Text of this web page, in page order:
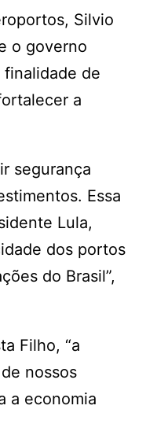
Silvio
o governo
de
a
segurança
Essa
Lula,
dos portos
do Brasil”,
Filho, “a
nossos
a economia